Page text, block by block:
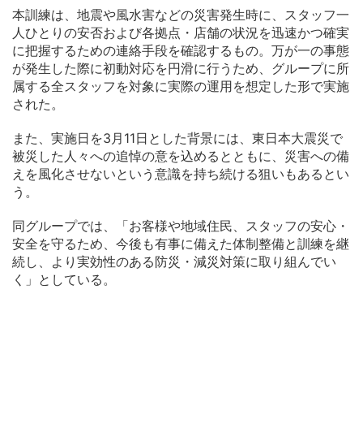
本訓練は、地震や風水害などの災害発生時に、スタッフ一
人ひとりの安否および各拠点・店舗の状況を迅速かつ確実
に把握するための連絡手段を確認するもの。万が一の事態
が発生した際に初動対応を円滑に行うため、グループに所
属する全スタッフを対象に実際の運用を想定した形で実施
された。
また、実施日を3月11日とした背景には、東日本大震災で
被災した人々への追悼の意を込めるとともに、災害への備
えを風化させないという意識を持ち続ける狙いもあるとい
う。
同グループでは、「お客様や地域住民、スタッフの安心・
安全を守るため、今後も有事に備えた体制整備と訓練を継
続し、より実効性のある防災・減災対策に取り組んでい
く」としている。